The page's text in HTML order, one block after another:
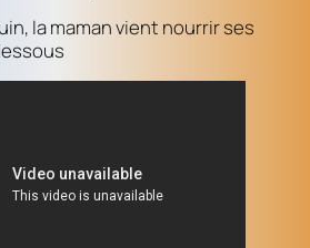
la maman vient nourrir ses